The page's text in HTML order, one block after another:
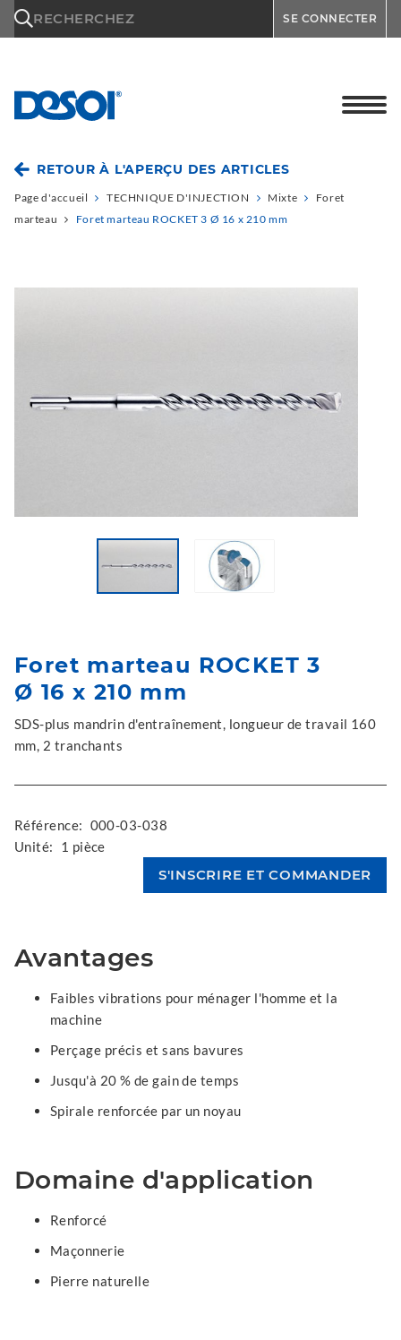
RECHERCHEZ SE CONNECTER
RETOUR À L'APERÇU DES ARTICLES
Page d'accueil TECHNIQUE D'INJECTION Mixte
Foret
marteau
Foret marteau ROCKET 3 Ø 16 x 210 mm
Foret marteau ROCKET 3
Ø 16 x 210 mm
SDS-plus mandrin d'entraînement, longueur de travail 160
mm, 2 tranchants
Référence: 000-03-038
Unité:
1 pièce
Avantages
Faibles vibrations pour ménager l'homme et la
machine
Perçage précis et sans bavures
Jusqu'à 20 % de gain de temps
Spirale renforcée par un noyau
Domaine d'application
Renforcé
Maçonnerie
Pierre naturelle